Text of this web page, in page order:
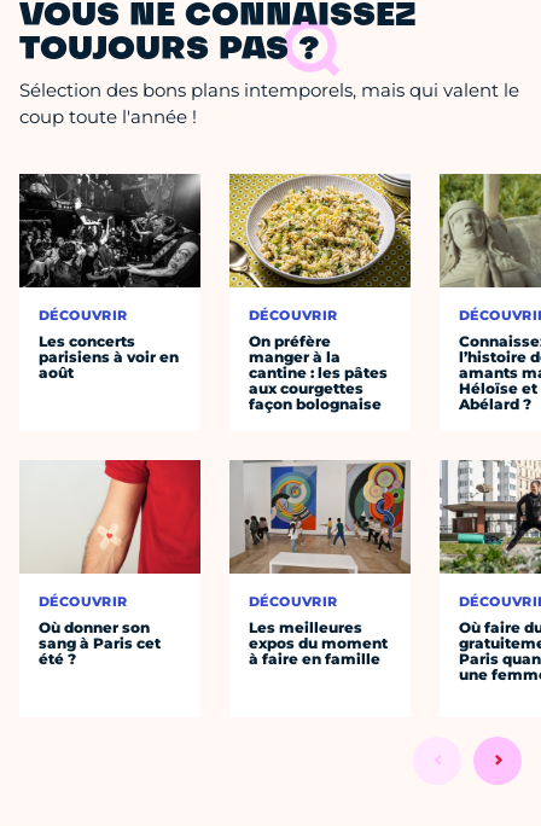
VOUS NE CONNAISSEZ
TOUJOURS PAS ?
Sélection des bons plans intemporels, mais qui valent le
coup toute l'année !
DÉCOUVRIR
Les concerts
parisiens à voir en
août
DÉCOUVRIR
Où donner son
sang à Paris cet
été ?
DÉCOUVRIR
On préfère
manger à la
cantine : les pâtes
aux courgettes
façon bolognaise
DÉCOUVRIR
Les meilleures
expos du moment
à faire en famille
l’histoire
amants
Héloïse et
Abélard ?
Où faire
Paris
une